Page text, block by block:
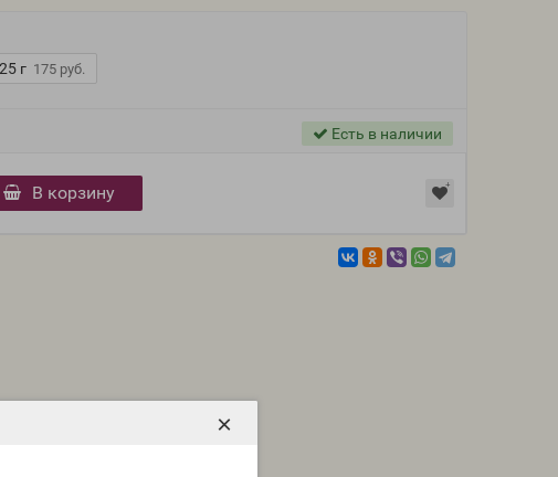
×
25 г 175 руб.
Есть в наличии
В корзину